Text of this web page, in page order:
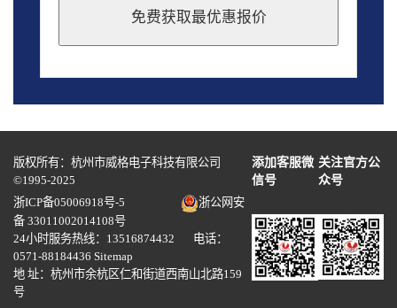
免费获取最优惠报价
should
blank
版权所有：杭州市威格电子科技有限公司
©1995-2025
添加客服微
信号
关注官方公
众号
浙ICP备05006918号-5
浙公网安
备 33011002014108号
24小时服务热线：13516874432 电话：
0571-88184436 Sitemap
地 址：杭州市余杭区仁和街道西南山北路159
号